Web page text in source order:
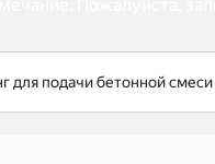
для подачи бетонной смеси